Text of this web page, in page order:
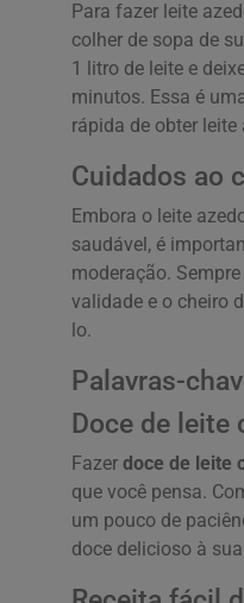
Para fazer leite
colher de sopa de
1 litro de leite e
minutos. Essa é
rápida de obter leite
Cuidados ao
Embora o leite
saudável, é
moderação.
validade e o cheiro
lo.
Palavras-
Doce de leite
Fazer doce de leite
que você pensa.
um pouco de
doce delicioso à